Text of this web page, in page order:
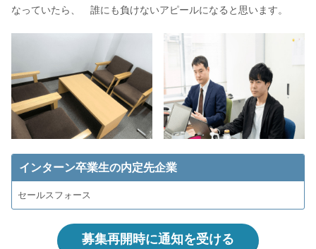
なっていたら、 誰にも負けないアピールになると思います。
インターン卒業生の内定先企業
セールスフォース
募集再開時に通知を受ける